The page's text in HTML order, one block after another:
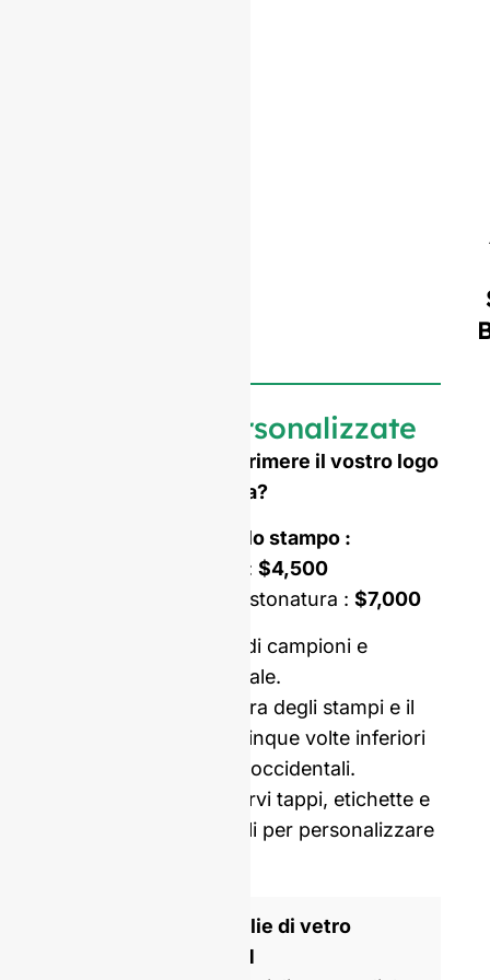
Bottiglie personalizzate
Avete bisogno di imprimere il vostro logo
o una forma su misura?
Costo di apertura dello stampo :
Stampo monoblocco : $4,500
Stampo a doppia incastonatura : $7,000
Prezzo comprensivo di campioni e
consegna internazionale.
I nostri costi di apertura degli stampi e il
MOQ sono in media cinque volte inferiori
a quelli dei produttori occidentali.
Possiamo anche fornirvi tappi, etichette e
pellicole termoretraibili per personalizzare
Produttore di bottiglie di vetro
certificato ISO 9001